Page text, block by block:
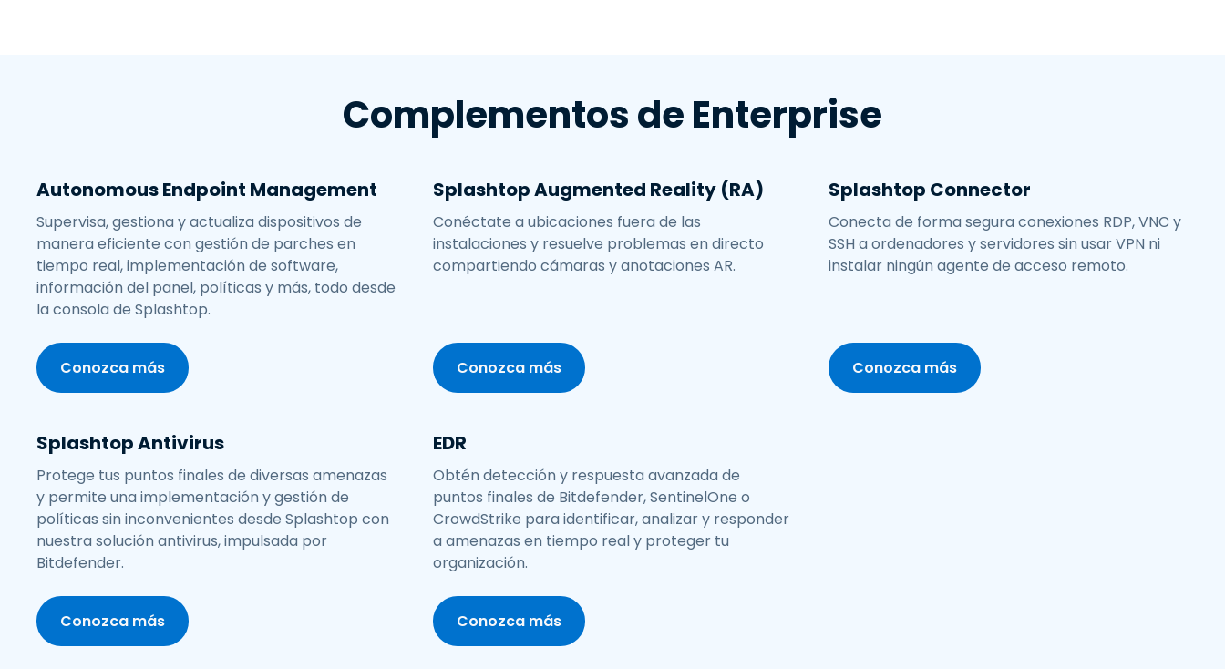
Complementos de Enterprise
Autonomous Endpoint Management
Supervisa, gestiona y actualiza dispositivos de
manera eficiente con gestión de parches en
tiempo real, implementación de software,
información del panel, políticas y más, todo desde
la consola de Splashtop.
Conozca más
Splashtop Augmented Reality (RA)
Conéctate a ubicaciones fuera de las
instalaciones y resuelve problemas en directo
compartiendo cámaras y anotaciones AR.
Conozca más
Splashtop Connector
Conecta de forma segura conexiones RDP, VNC y
SSH a ordenadores y servidores sin usar VPN ni
instalar ningún agente de acceso remoto.
Conozca más
Splashtop Antivirus
Protege tus puntos finales de diversas amenazas
y permite una implementación y gestión de
políticas sin inconvenientes desde Splashtop con
nuestra solución antivirus, impulsada por
Bitdefender.
Conozca más
EDR
Obtén detección y respuesta avanzada de
puntos finales de Bitdefender, SentinelOne o
CrowdStrike para identificar, analizar y responder
a amenazas en tiempo real y proteger tu
organización.
Conozca más